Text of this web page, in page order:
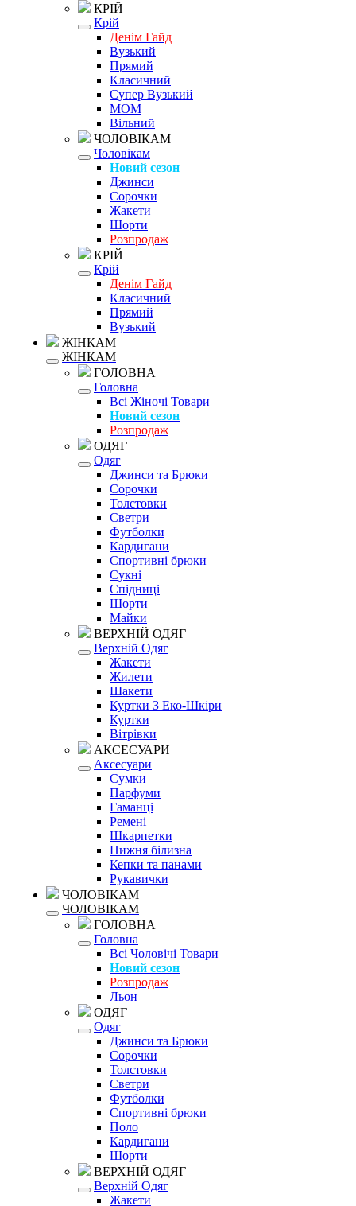
КРІЙ
Крій
Денім Гайд
Вузький
Прямий
Класичний
Супер Вузький
MOM
Вільний
ЧОЛОВІКАМ
Чоловікам
Новий сезон
Джинси
Сорочки
Жакети
Шорти
Розпродаж
КРІЙ
Крій
Денім Гайд
Класичний
Прямий
Вузький
ЖІНКАМ
ЖІНКАМ
ГОЛОВНА
Головна
Всі Жіночі Товари
Новий сезон
Розпродаж
ОДЯГ
Одяг
Джинси та Брюки
Сорочки
Толстовки
Светри
Футболки
Кардигани
Спортивні брюки
Сукні
Спідниці
Шорти
Майки
ВЕРХНІЙ ОДЯГ
Верхній Одяг
Жакети
Жилети
Шакети
Куртки З Еко-Шкіри
Куртки
Вітрівки
АКСЕСУАРИ
Аксесуари
Сумки
Парфуми
Гаманці
Ремені
Шкарпетки
Нижня білизна
Кепки та панами
Рукавички
ЧОЛОВІКАМ
ЧОЛОВІКАМ
ГОЛОВНА
Головна
Всі Чоловічі Товари
Новий сезон
Розпродаж
Льон
ОДЯГ
Одяг
Джинси та Брюки
Сорочки
Толстовки
Светри
Футболки
Спортивні брюки
Поло
Кардигани
Шорти
ВЕРХНІЙ ОДЯГ
Верхній Одяг
Жакети